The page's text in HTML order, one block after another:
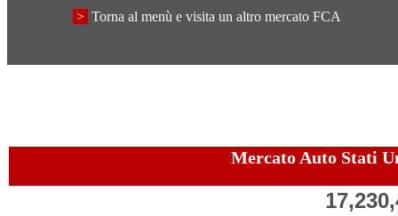
> Torna al menù e visita un altro mercato FCA
Mercato Auto Stati